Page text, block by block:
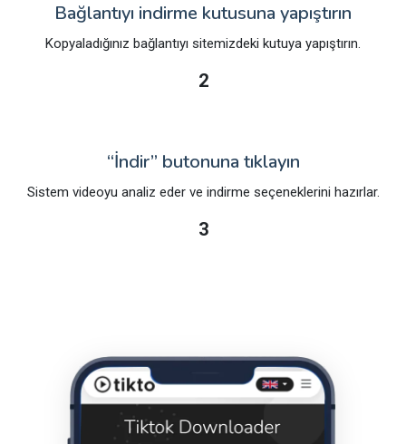
Bağlantıyı indirme kutusuna yapıştırın
Kopyaladığınız bağlantıyı sitemizdeki kutuya yapıştırın.
2
“İndir” butonuna tıklayın
Sistem videoyu analiz eder ve indirme seçeneklerini hazırlar.
3